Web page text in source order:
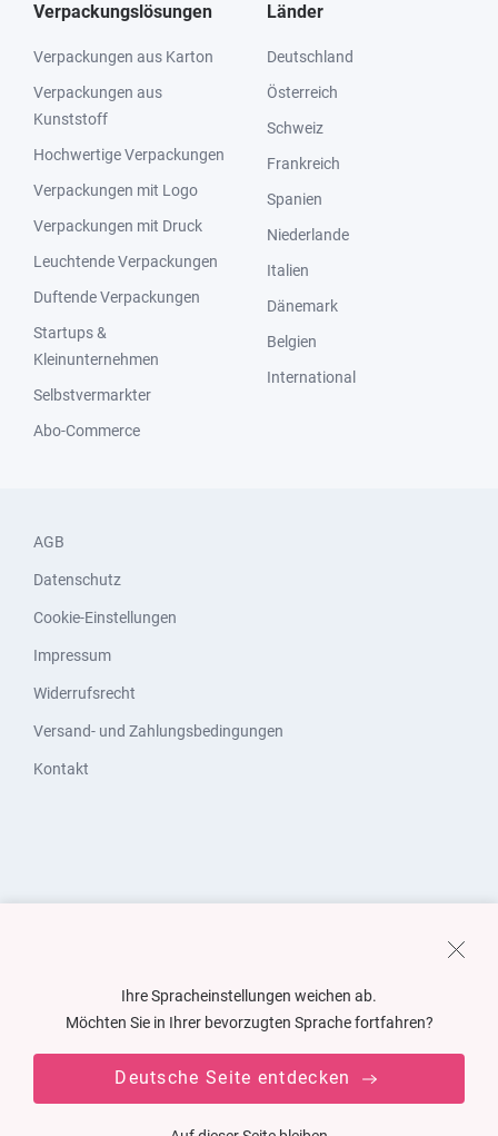
Verpackungslösungen
Verpackungen aus Karton
Verpackungen aus
Kunststoff
Hochwertige Verpackungen
Verpackungen mit Logo
Verpackungen mit Druck
Leuchtende Verpackungen
Duftende Verpackungen
Startups &
Kleinunternehmen
Selbstvermarkter
Abo-Commerce
Länder
Deutschland
Österreich
Schweiz
Frankreich
Spanien
Niederlande
Italien
Dänemark
Belgien
International
AGB
Datenschutz
Cookie-Einstellungen
Impressum
Widerrufsrecht
Versand- und Zahlungsbedingungen
Kontakt
Ihre Spracheinstellungen weichen ab.
Möchten Sie in Ihrer bevorzugten Sprache fortfahren?
Deutsche Seite entdecken